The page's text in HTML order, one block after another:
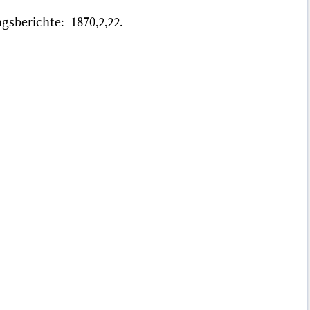
1870,2,22.